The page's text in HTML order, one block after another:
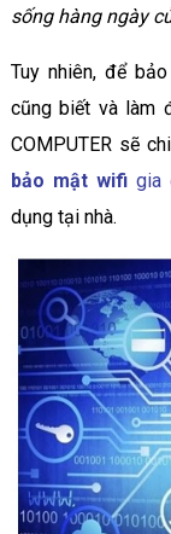
sống hàng ngày
Tuy nhiên, để
cũng biết và làm
COMPUTER sẽ
bảo mật wifigia
dụng tại nhà.